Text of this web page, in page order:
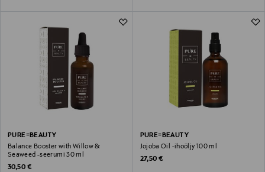
PURE=BEAUTY
Balance Booster with Willow &
Seaweed -seerumi 30 ml
Original Price
30,50 €
PURE=BEAUTY
Jojoba Oil -ihoöljy 100 ml
Original Price
27,50 €